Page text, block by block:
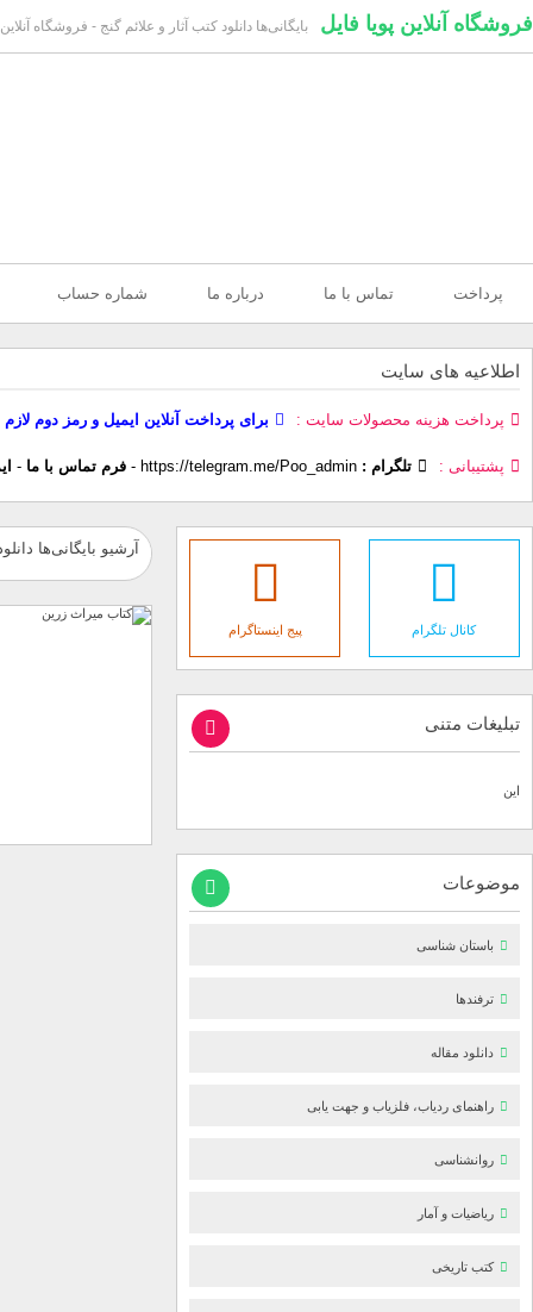
فروشگاه آنلاین پویا فایل بایگانی‌ها دانلود کتب آثار و علائم گنج - فروشگاه
پرداخت تماس با ما درباره ما شماره حساب
اطلاعیه های سایت
پرداخت هزینه محصولات سایت برای پرداخت آنلاین ایمیل و رمز دوم
پشتیبانی تلگرام : https://telegram.me/Poo_admin
- فرم تماس با ما -
آرشیو بایگانی‌ها
کانال تلگرام پیج اینستاگرام
تبلیغات متنی
این
موضوعات
باستان شناسی
ترفندها
دانلود مقاله
راهنمای ردیاب، فلزیاب و جهت یابی
روانشناسی
ریاضیات و آمار
کتب تاریخی